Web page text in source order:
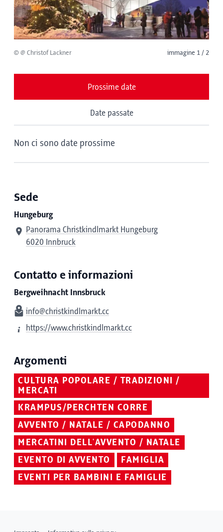
© @ Christof Lackner immagine 1 / 2
Prossime date
Date passate
Non ci sono date prossime
Sede
Hungeburg
Panorama Christkindlmarkt Hungeburg
6020 Innbruck
Contatto e informazioni
Bergweihnacht Innsbruck
info@christkindlmarkt.cc
https://www.christkindlmarkt.cc
Argomenti
CULTURA POPOLARE / TRADIZIONI /
MERCATI
KRAMPUS/PERCHTEN CORRE
AVVENTO / NATALE / CAPODANNO
MERCATINI DELL'AVVENTO / NATALE
EVENTO DI AVVENTO
FAMIGLIA
EVENTI PER BAMBINI E FAMIGLIE